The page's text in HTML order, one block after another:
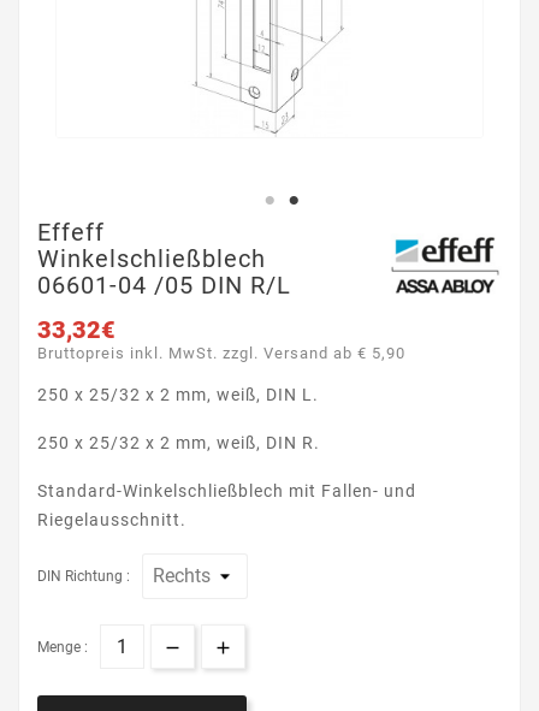
Effeff
Winkelschließblech
06601-04 /05 DIN R/L
33,32€
Bruttopreis inkl. MwSt. zzgl. Versand ab € 5,90
250 x 25/32 x 2 mm, weiß, DIN L.
250 x 25/32 x 2 mm, weiß, DIN R.
Standard-Winkelschließblech mit Fallen- und
Riegelausschnitt.
DIN Richtung :
Menge :